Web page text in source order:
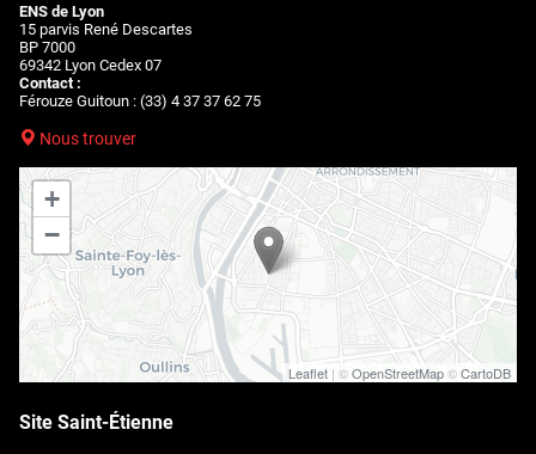
ENS de Lyon
15 parvis René Descartes
BP 7000
69342 Lyon Cedex 07
Contact :
Férouze Guitoun : (33) 4 37 37 62 75
Nous trouver
+
−
Leaflet | ©OpenStreetMap©CartoDB
Site Saint-Étienne